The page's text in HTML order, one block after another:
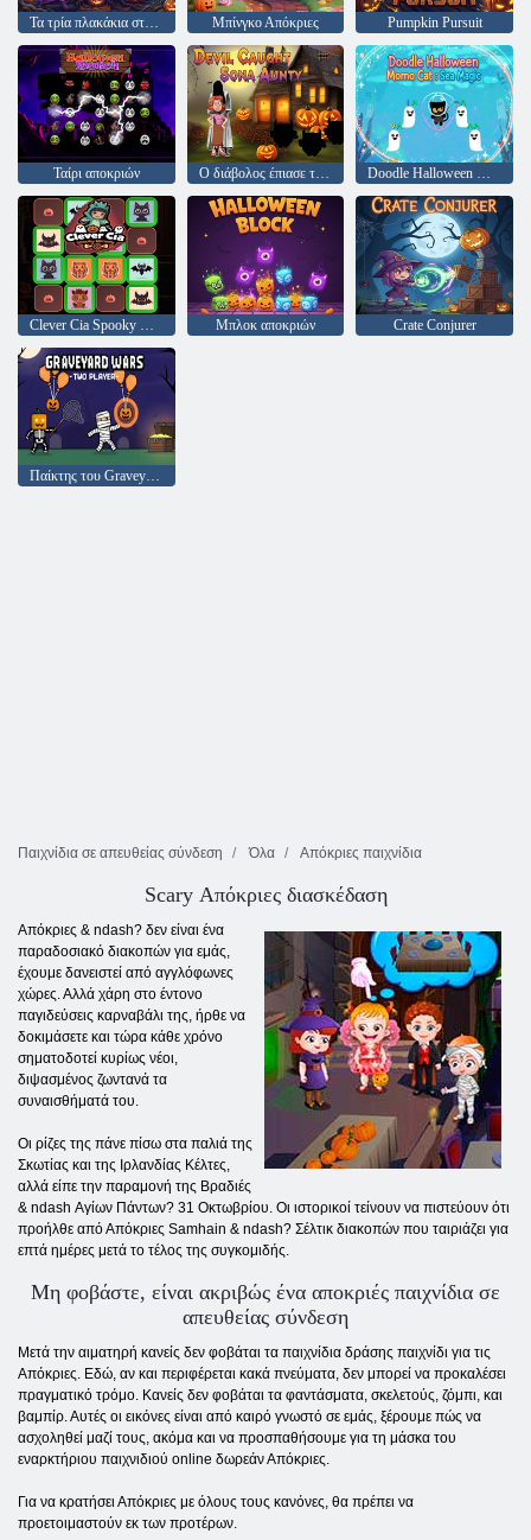
Τα τρία πλακάκια στον κόσμο του Halloween Μπίνγκο Απόκριες Pumpkin Pursuit
Ταίρι αποκριών Ο διάβολος έπιασε τη Σόνα Άντι Doodle Halloween Momo Cat : Sea Magic
Clever Cia Spooky Memory Μπλοκ αποκριών Crate Conjurer
Παίκτης του Graveyard Wars Two
Παιχνίδια σε απευθείας σύνδεση Όλα Απόκριες παιχνίδια
Scary Απόκριες διασκέδαση
Απόκριες & ndash? δεν είναι ένα
παραδοσιακό διακοπών για εμάς,
έχουμε δανειστεί από αγγλόφωνες
χώρες. Αλλά χάρη στο έντονο
παγιδεύσεις καρναβάλι της, ήρθε να
δοκιμάσετε και τώρα κάθε χρόνο
σηματοδοτεί κυρίως νέοι,
διψασμένος ζωντανά τα
συναισθήματά του.
Οι ρίζες της πάνε πίσω στα παλιά της
Σκωτίας και της Ιρλανδίας Κέλτες,
αλλά είπε την παραμονή της Βραδιές
& ndash Αγίων Πάντων? 31 Οκτωβρίου. Οι ιστορικοί τείνουν να πιστεύουν ότι
προήλθε από Απόκριες Samhain & ndash? Σέλτικ διακοπών που ταιριάζει για
επτά ημέρες μετά το τέλος της συγκομιδής.
Μη φοβάστε, είναι ακριβώς ένα αποκριές παιχνίδια σε
απευθείας σύνδεση
Μετά την αιματηρή κανείς δεν φοβάται τα παιχνίδια δράσης παιχνίδι για τις
Απόκριες. Εδώ, αν και περιφέρεται κακά πνεύματα, δεν μπορεί να προκαλέσει
πραγματικό τρόμο. Κανείς δεν φοβάται τα φαντάσματα, σκελετούς, ζόμπι, και
βαμπίρ. Αυτές οι εικόνες είναι από καιρό γνωστό σε εμάς, ξέρουμε πώς να
ασχοληθεί μαζί τους, ακόμα και να προσπαθήσουμε για τη μάσκα του
εναρκτήριου παιχνιδιού online δωρεάν Απόκριες.
Για να κρατήσει Απόκριες με όλους τους κανόνες, θα πρέπει να
προετοιμαστούν εκ των προτέρων.